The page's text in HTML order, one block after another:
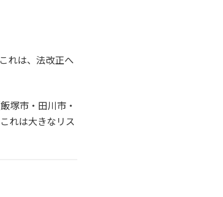
れは、法改正へ
塚市・田川市・
れは大きなリス